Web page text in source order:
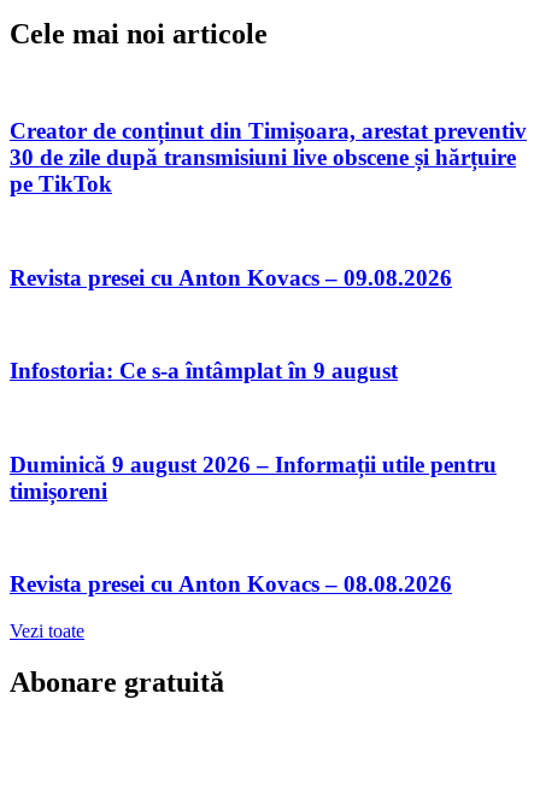
Cele mai noi articole
Creator de conținut din Timișoara, arestat preventiv
30 de zile după transmisiuni live obscene și hărțuire
pe TikTok
Revista presei cu Anton Kovacs – 09.08.2026
Infostoria: Ce s-a întâmplat în 9 august
Duminică 9 august 2026 – Informații utile pentru
timișoreni
Revista presei cu Anton Kovacs – 08.08.2026
Vezi toate
Abonare gratuită